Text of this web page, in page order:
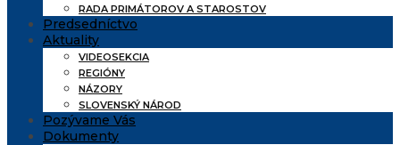
RADA PRIMÁTOROV A STAROSTOV
Predsedníctvo
Aktuality
VIDEOSEKCIA
REGIÓNY
NÁZORY
SLOVENSKÝ NÁROD
Pozývame Vás
Dokumenty